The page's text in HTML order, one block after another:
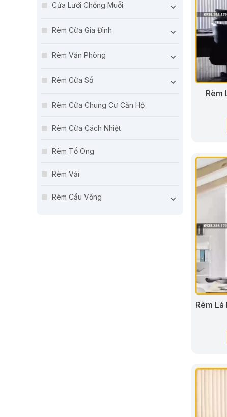
Cửa Lưới Chống Muỗi
Rèm Cửa Gia Đình
Rèm Văn Phòng
Rèm Cửa Sổ
Rèm Cửa Chung Cư Căn Hộ
Rèm Cửa Cách Nhiệt
Rèm Tổ Ong
Rèm Vải
Rèm Cầu Vồng
Rèm
Rèm